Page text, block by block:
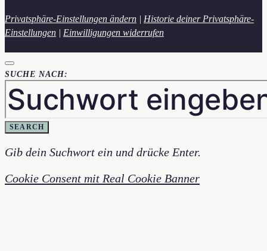
Privatsphäre-Einstellungen ändern | Historie deiner Privatsphäre-
Einstellungen | Einwilligungen widerrufen
SUCHE NACH:
SEARCH
Gib dein Suchwort ein und drücke Enter.
Cookie Consent mit Real Cookie Banner